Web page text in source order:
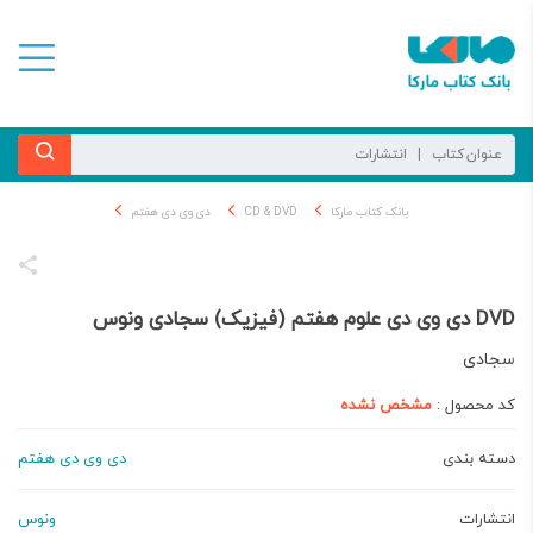
بانک کتاب مارکا CD & DVD دی وی دی هفتم
DVD دی وی دی علوم هفتم (فیزیک) سجادی ونوس
سجادی
کد محصول : مشخص نشده
دسته بندی دی وی دی هفتم
انتشارات ونوس